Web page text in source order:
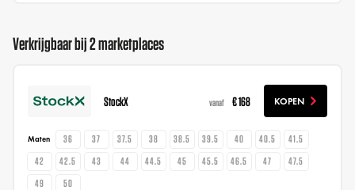
Verkrijgbaar bij 2 marketplaces
StockX vanaf € 168 KOPEN
Maten 36 37 37.5 38 38.5 39.5 40 40.5
41.5
42
42.5 43 44 44.5 45 45.5 46.5 47
47.5
49
50